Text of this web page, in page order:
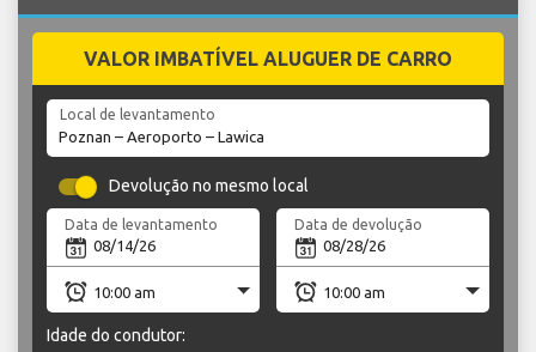
VALOR IMBATÍVEL ALUGUER DE CARRO
Local de levantamento
Devolução no mesmo local
Data de levantamento Data de devolução
Idade do condutor: